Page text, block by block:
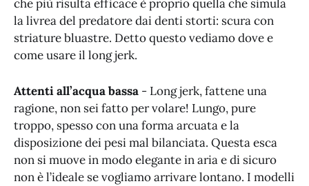
che più risulta efficace è proprio quella che simula
la livrea del predatore dai denti storti: scura con
striature bluastre. Detto questo vediamo dove e
come usare il long jerk.
Attenti all’acqua bassa - Long jerk, fattene una
ragione, non sei fatto per volare! Lungo, pure
troppo, spesso con una forma arcuata e la
disposizione dei pesi mal bilanciata. Questa esca
non si muove in modo elegante in aria e di sicuro
non è l’ideale se vogliamo arrivare lontano. I modelli